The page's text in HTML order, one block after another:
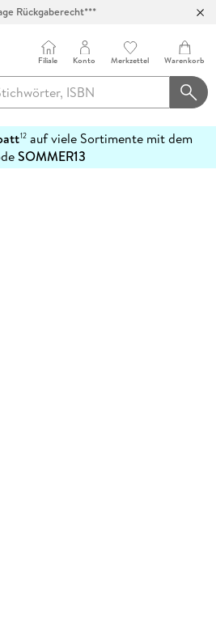
Rückgaberecht***
Filiale Konto Merkzettel Warenkorb
12auf viele Sortimente mit dem
SOMMER13